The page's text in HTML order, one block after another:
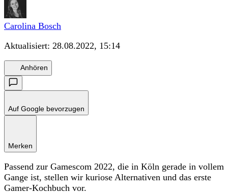
Carolina Bosch
Aktualisiert: 28.08.2022, 15:14
Anhören
Auf Google bevorzugen
Merken
Passend zur Gamescom 2022, die in Köln gerade in vollem
Gange ist, stellen wir kuriose Alternativen und das erste
Gamer-Kochbuch vor.